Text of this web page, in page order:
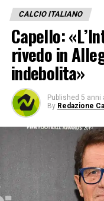
CALCIO ITALIANO
Capello:
rivedo in
indebolita»
Published 5 anni
By Redazione